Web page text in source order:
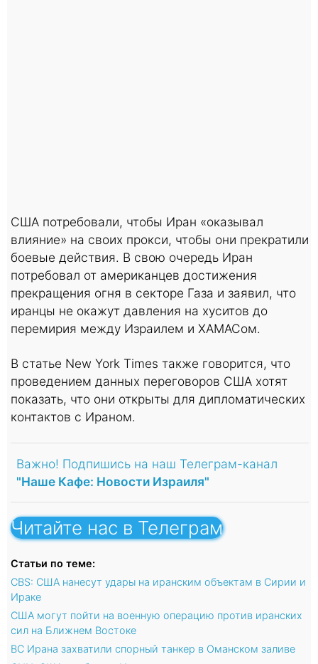
США потребовали, чтобы Иран «оказывал
влияние» на своих прокси, чтобы они прекратили
боевые действия. В свою очередь Иран
потребовал от американцев достижения
прекращения огня в секторе Газа и заявил, что
иранцы не окажут давления на хуситов до
перемирия между Израилем и ХАМАСом.
В статье New York Times также говорится, что
проведением данных переговоров США хотят
показать, что они открыты для дипломатических
контактов с Ираном.
Важно! Подпишись на наш Телеграм-канал
"Наше Кафе: Новости Израиля"
Читайте нас в Телеграм
Статьи по теме:
CBS: США нанесут удары на иранским объектам в Сирии и
Ираке
США могут пойти на военную операцию против иранских
сил на Ближнем Востоке
ВС Ирана захватили спорный танкер в Оманском заливе